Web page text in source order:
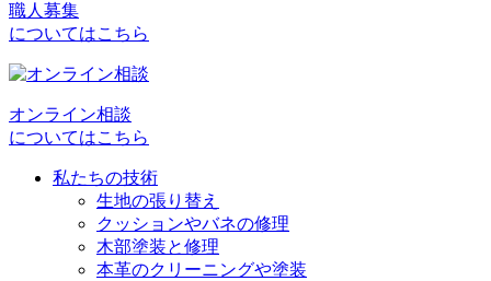
ナ
ビ
ー
職人募集
についてはこちら
オンライン相談
についてはこちら
私たちの技術
生地の張り替え
クッションやバネの修理
木部塗装と修理
本革のクリーニングや塗装